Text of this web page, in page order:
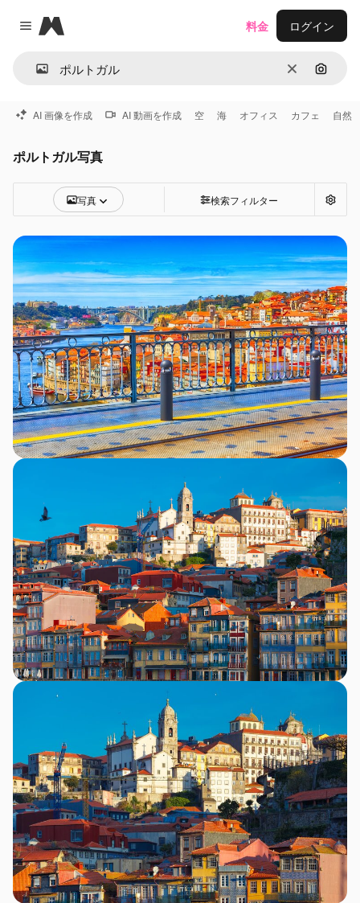
Close menu
Magnific
消去 画像で
料金 ログイン
AI 画像を作成 AI 動画を作成 空 海 オフィス カフェ 自然
ポルトガル写真
写真 検索フィルター